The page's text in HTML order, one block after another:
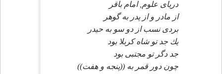
درياى علوم, امام باقر
از مادر و از پدر به گوهر
بردى نسب از دو سو به حيدر
يك جد تو شاه كربلا بود
جد دگر تو مجتبى بود
چون دور قمر به ((پنجه و هفت))